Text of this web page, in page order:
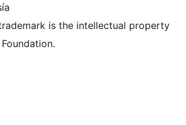
is the intellectual property